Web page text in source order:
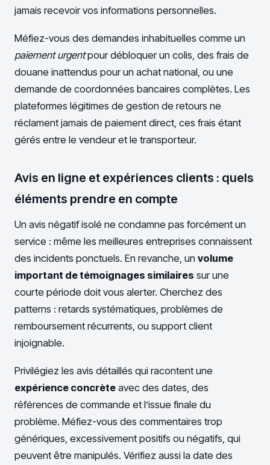
jamais recevoir vos informations personnelles.
Méfiez-vous des demandes inhabituelles comme un
paiement urgentpour débloquer un colis, des frais de
douane inattendus pour un achat national, ou une
demande de coordonnées bancaires complètes. Les
plateformes légitimes de gestion de retours ne
réclament jamais de paiement direct, ces frais étant
gérés entre le vendeur et le transporteur.
Avis en ligne et expériences clients : quels
éléments prendre en compte
Un avis négatif isolé ne condamne pas forcément un
service : même les meilleures entreprises connaissent
des incidents ponctuels. En revanche, un volume
important de témoignages similaires sur une
courte période doit vous alerter. Cherchez des
patterns : retards systématiques, problèmes de
remboursement récurrents, ou support client
injoignable.
Privilégiez les avis détaillés qui racontent une
expérience concrète avec des dates, des
références de commande et l’issue finale du
problème. Méfiez-vous des commentaires trop
génériques, excessivement positifs ou négatifs, qui
peuvent être manipulés. Vérifiez aussi la date des